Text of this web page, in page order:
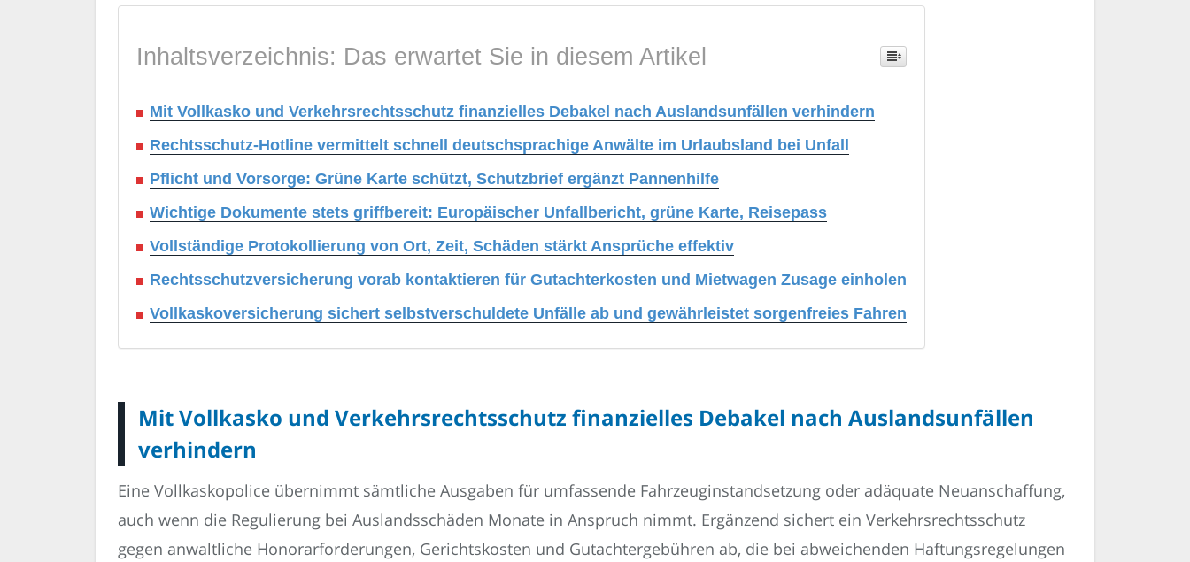
Inhaltsverzeichnis: Das erwartet Sie in diesem Artikel
Mit Vollkasko und Verkehrsrechtsschutz finanzielles Debakel nach Auslandsunfällen verhindern
Rechtsschutz-Hotline vermittelt schnell deutschsprachige Anwälte im Urlaubsland bei Unfall
Pflicht und Vorsorge: Grüne Karte schützt, Schutzbrief ergänzt Pannenhilfe
Wichtige Dokumente stets griffbereit: Europäischer Unfallbericht, grüne Karte, Reisepass
Vollständige Protokollierung von Ort, Zeit, Schäden stärkt Ansprüche effektiv
Rechtsschutzversicherung vorab kontaktieren für Gutachterkosten und Mietwagen Zusage einholen
Vollkaskoversicherung sichert selbstverschuldete Unfälle ab und gewährleistet sorgenfreies Fahren
Mit Vollkasko und Verkehrsrechtsschutz finanzielles Debakel nach Auslandsunfällen
verhindern
Eine Vollkaskopolice übernimmt sämtliche Ausgaben für umfassende Fahrzeuginstandsetzung oder adäquate Neuanschaffung,
auch wenn die Regulierung bei Auslandsschäden Monate in Anspruch nimmt. Ergänzend sichert ein Verkehrsrechtsschutz
gegen anwaltliche Honorarforderungen, Gerichtskosten und Gutachtergebühren ab, die bei abweichenden Haftungsregelungen